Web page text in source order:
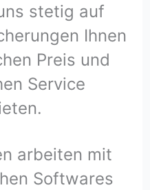
stetig auf
Ihnen
Preis und
Service
arbeiten mit
Softwares